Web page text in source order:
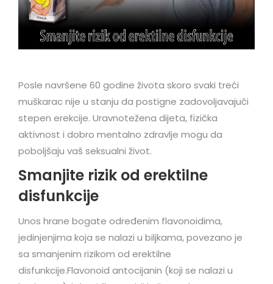
Posle navršene 60 godine života skoro svaki treći
muškarac nije u stanju da postigne zadovoljavajući
stepen erekcije. Uravnotežena dijeta, fizička
aktivnost i dobro mentalno zdravlje mogu da
poboljšaju vaš seksualni život.
Smanjite rizik od erektilne
disfunkcije
Unos hrane bogate određenim flavonoidima,
jedinjenjima koja se nalazi u biljkama, povezano je
sa smanjenim rizikom od erektilne
disfunkcije.Flavonoid antocijanin (koji se nalazi u